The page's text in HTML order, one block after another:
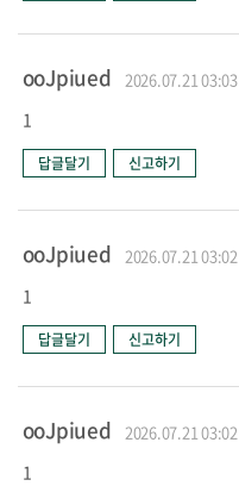
ooJpiued 2026.07.21 03:03
1
답글달기 신고하기
ooJpiued 2026.07.21 03:02
1
답글달기 신고하기
ooJpiued 2026.07.21 03:02
1